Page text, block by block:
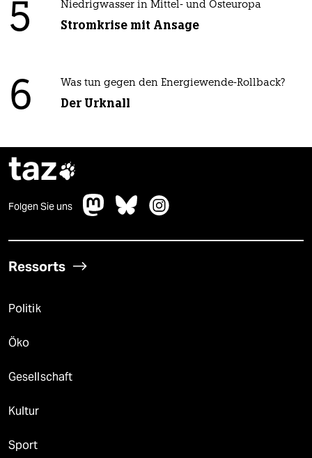
5 Niedrigwasser in Mittel- und Osteuropa
Stromkrise mit Ansage
6 Was tun gegen den Energiewende-Rollback?
Der Urknall
taz
Folgen Sie uns
Ressorts
Politik
Öko
Gesellschaft
Kultur
Sport